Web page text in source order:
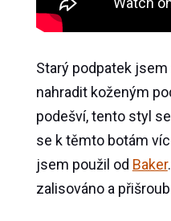
Starý podpatek
nahradit koženým
podešví, tento styl
se k těmto botám
jsem použil od Baker
zalisováno a